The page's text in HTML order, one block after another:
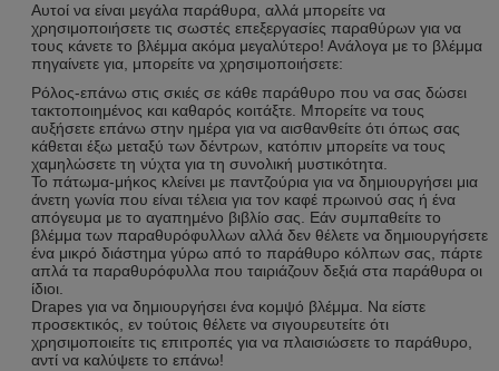
Αυτοί να είναι μεγάλα παράθυρα, αλλά μπορείτε να
χρησιμοποιήσετε τις σωστές επεξεργασίες παραθύρων για να
τους κάνετε το βλέμμα ακόμα μεγαλύτερο! Ανάλογα με το βλέμμα
πηγαίνετε για, μπορείτε να χρησιμοποιήσετε:
Ρόλος-επάνω στις σκιές σε κάθε παράθυρο που να σας δώσει
τακτοποιημένος και καθαρός κοιτάξτε. Μπορείτε να τους
αυξήσετε επάνω στην ημέρα για να αισθανθείτε ότι όπως σας
κάθεται έξω μεταξύ των δέντρων, κατόπιν μπορείτε να τους
χαμηλώσετε τη νύχτα για τη συνολική μυστικότητα.
Το πάτωμα-μήκος κλείνει με παντζούρια για να δημιουργήσει μια
άνετη γωνία που είναι τέλεια για τον καφέ πρωινού σας ή ένα
απόγευμα με το αγαπημένο βιβλίο σας. Εάν συμπαθείτε το
βλέμμα των παραθυρόφυλλων αλλά δεν θέλετε να δημιουργήσετε
ένα μικρό διάστημα γύρω από το παράθυρο κόλπων σας, πάρτε
απλά τα παραθυρόφυλλα που ταιριάζουν δεξιά στα παράθυρα οι
ίδιοι.
Drapes για να δημιουργήσει ένα κομψό βλέμμα. Να είστε
προσεκτικός, εν τούτοις θέλετε να σιγουρευτείτε ότι
χρησιμοποιείτε τις επιτροπές για να πλαισιώσετε το παράθυρο,
αντί να καλύψετε το επάνω!